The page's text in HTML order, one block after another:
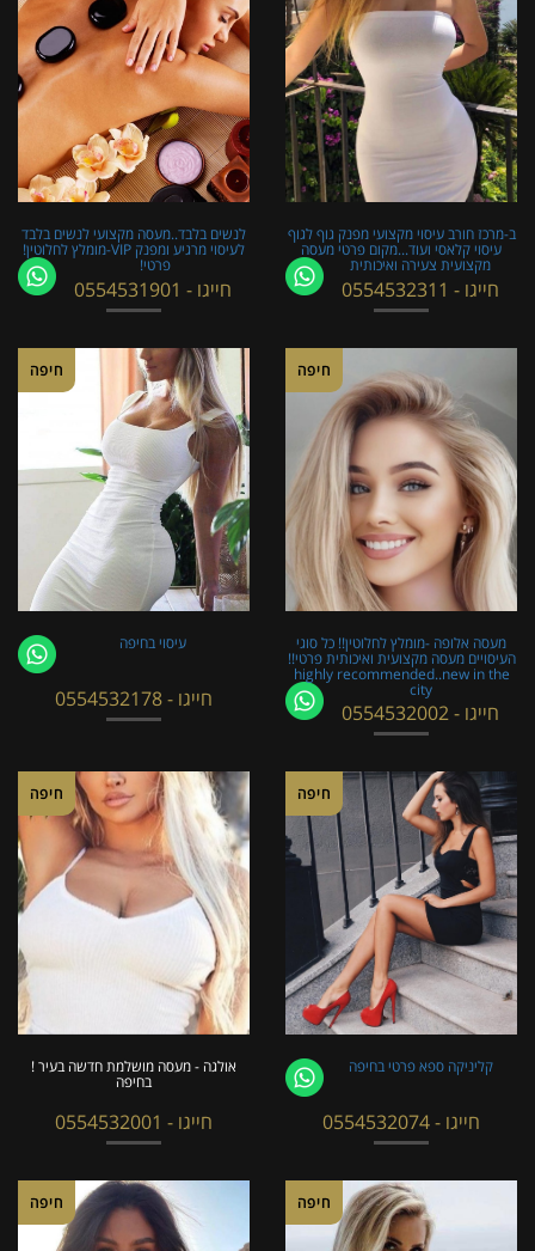
לנשים בלבד..מעסה מקצועי לנשים בלבד
לעיסוי מרגיע ומפנק VIP-מומלץ לחלוטין!
פרטי! ​​​​​​
חייגו - 0554531901
ב-מרכז חורב עיסוי מקצועי מפנק גוף לגוף
עיסוי קלאסי ועוד...מקום פרטי מעסה
מקצועית צעירה ואיכותית
חייגו - 0554532311
חיפה
עיסוי בחיפה
חייגו - 0554532178
חיפה
מעסה אלופה -מומלץ לחלוטין!! כל סוגי
העיסויים מעסה מקצועית ואיכותית פרטי!!
highly recommended..new in the
city
חייגו - 0554532002
חיפה
אולגה - מעסה מושלמת חדשה בעיר !
בחיפה
חייגו - 0554532001
חיפה
קליניקה ספא פרטי בחיפה
חייגו - 0554532074
חיפה חיפה